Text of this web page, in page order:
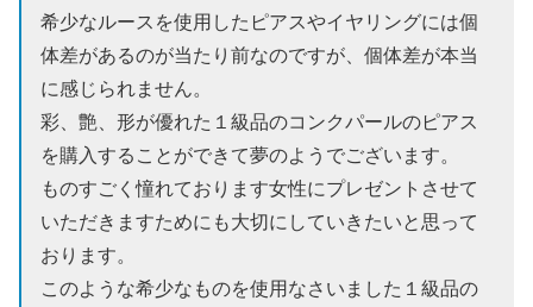
希少なルースを使用したピアスやイヤリングには個
体差があるのが当たり前なのですが、個体差が本当
に感じられません。
彩、艶、形が優れた１級品のコンクパールのピアス
を購入することができて夢のようでございます。
ものすごく憧れております女性にプレゼントさせて
いただきますためにも大切にしていきたいと思って
おります。
このような希少なものを使用なさいました１級品の